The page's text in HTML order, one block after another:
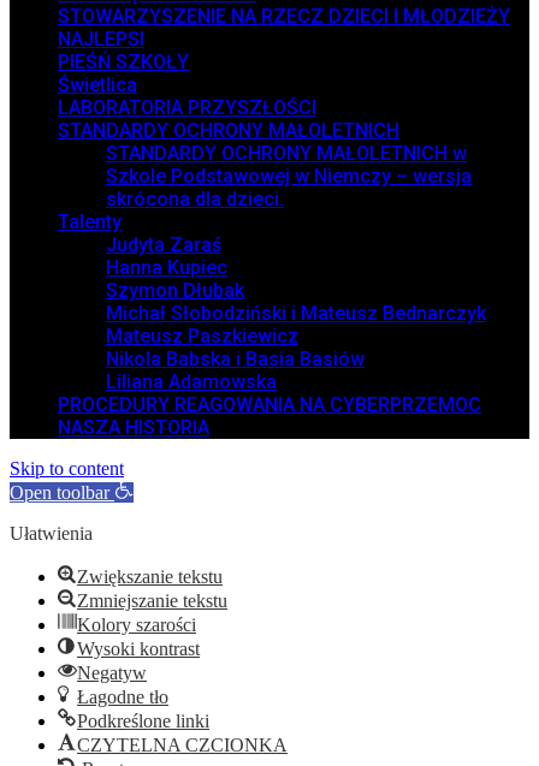
STOWARZYSZENIE NA RZECZ DZIECI I MŁODZIEŻY
NAJLEPSI
PIEŚŃ SZKOŁY
Świetlica
LABORATORIA PRZYSZŁOŚCI
STANDARDY OCHRONY MAŁOLETNICH
STANDARDY OCHRONY MAŁOLETNICH w
Szkole Podstawowej w Niemczy – wersja
skrócona dla dzieci.
Talenty
Judyta Zaraś
Hanna Kupiec
Szymon Dłubak
Michał Słobodziński i Mateusz Bednarczyk
Mateusz Paszkiewicz
Nikola Babska i Basia Basiów
Liliana Adamowska
PROCEDURY REAGOWANIA NA CYBERPRZEMOC
NASZA HISTORIA
Skip to content
Open toolbar
Ułatwienia
Zwiększanie tekstu
Zmniejszanie tekstu
Kolory szarości
Wysoki kontrast
Negatyw
Łagodne tło
Podkreślone linki
CZYTELNA CZCIONKA